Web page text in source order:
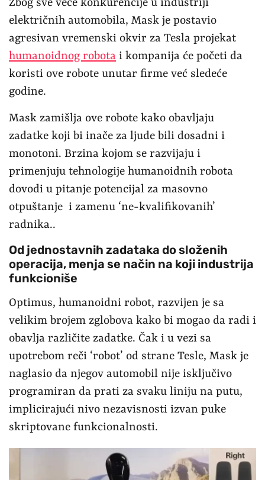
Zbog sve veće konkurencije u industriji
električnih automobila, Mask je postavio
agresivan vremenski okvir za Tesla projekat
humanoidnog robota i kompanija će početi da
koristi ove robote unutar firme već sledeće
godine.
Mask zamišlja ove robote kako obavljaju
zadatke koji bi inače za ljude bili dosadni i
monotoni. Brzina kojom se razvijaju i
primenjuju tehnologije humanoidnih robota
dovodi u pitanje potencijal za masovno
otpuštanje i zamenu ‘ne-kvalifikovanih’
radnika..
Od jednostavnih zadataka do složenih
operacija, menja se način na koji industrija
funkcioniše
Optimus, humanoidni robot, razvijen je sa
velikim brojem zglobova kako bi mogao da radi i
obavlja različite zadatke. Čak i u vezi sa
upotrebom reči ‘robot’ od strane Tesle, Mask je
naglasio da njegov automobil nije isključivo
programiran da prati za svaku liniju na putu,
implicirajući nivo nezavisnosti izvan puke
skriptovane funkcionalnosti.